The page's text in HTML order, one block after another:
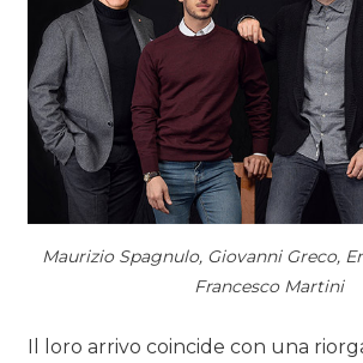
Maurizio Spagnulo, Giovanni Greco,
Francesco Martini
Il loro arrivo coincide con una